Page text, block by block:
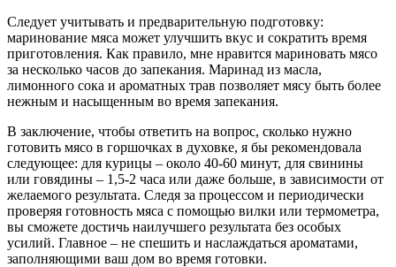
Следует учитывать и предварительную подготовку:
маринование мяса может улучшить вкус и сократить время
приготовления. Как правило, мне нравится мариновать мясо
за несколько часов до запекания. Маринад из масла,
лимонного сока и ароматных трав позволяет мясу быть более
нежным и насыщенным во время запекания.
В заключение, чтобы ответить на вопрос, сколько нужно
готовить мясо в горшочках в духовке, я бы рекомендовала
следующее: для курицы – около 40-60 минут, для свинины
или говядины – 1,5-2 часа или даже больше, в зависимости от
желаемого результата. Следя за процессом и периодически
проверяя готовность мяса с помощью вилки или термометра,
вы сможете достичь наилучшего результата без особых
усилий. Главное – не спешить и наслаждаться ароматами,
заполняющими ваш дом во время готовки.